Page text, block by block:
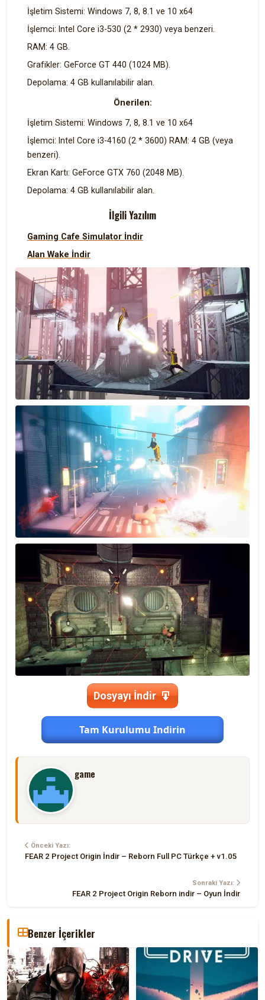
İşletim Sistemi: Windows 7, 8, 8.1 ve 10 x64
İşlemci: Intel Core i3-530 (2 * 2930) veya benzeri.
RAM: 4 GB.
Grafikler: GeForce GT 440 (1024 MB).
Depolama: 4 GB kullanılabilir alan.
Önerilen:
İşletim Sistemi: Windows 7, 8, 8.1 ve 10 x64
İşlemci: Intel Core i3-4160 (2 * 3600) RAM: 4 GB (veya
benzeri).
Ekran Kartı: GeForce GTX 760 (2048 MB).
Depolama: 4 GB kullanılabilir alan.
İlgili Yazılım
Gaming Cafe Simulator İndir
Alan Wake İndir
Dosyayı İndir
Tam Kurulumu Indirin
game
Önceki Yazı:
FEAR 2 Project Origin İndir – Reborn Full PC Türkçe + v1.05
Sonraki Yazı:
FEAR 2 Project Origin Reborn indir – Oyun İndir
Benzer İçerikler